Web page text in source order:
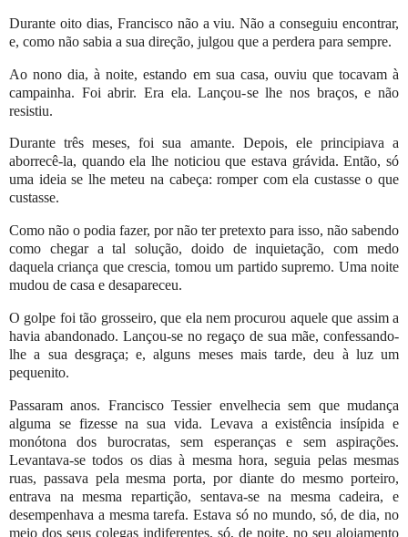
Durante oito dias, Francisco não a viu. Não a conseguiu encontrar,
e, como não sabia a sua direção, julgou que a perdera para sempre.
Ao nono dia, à noite, estando em sua casa, ouviu que tocavam à
campainha. Foi abrir. Era ela. Lançou-se lhe nos braços, e não
resistiu.
Durante três meses, foi sua amante. Depois, ele principiava a
aborrecê-la, quando ela lhe noticiou que estava grávida. Então, só
uma ideia se lhe meteu na cabeça: romper com ela custasse o que
custasse.
Como não o podia fazer, por não ter pretexto para isso, não sabendo
como chegar a tal solução, doido de inquietação, com medo
daquela criança que crescia, tomou um partido supremo. Uma noite
mudou de casa e desapareceu.
O golpe foi tão grosseiro, que ela nem procurou aquele que assim a
havia abandonado. Lançou-se no regaço de sua mãe, confessando-
lhe a sua desgraça; e, alguns meses mais tarde, deu à luz um
pequenito.
Passaram anos. Francisco Tessier envelhecia sem que mudança
alguma se fizesse na sua vida. Levava a existência insípida e
monótona dos burocratas, sem esperanças e sem aspirações.
Levantava-se todos os dias à mesma hora, seguia pelas mesmas
ruas, passava pela mesma porta, por diante do mesmo porteiro,
entrava na mesma repartição, sentava-se na mesma cadeira, e
desempenhava a mesma tarefa. Estava só no mundo, só, de dia, no
meio dos seus colegas indiferentes, só, de noite, no seu alojamento